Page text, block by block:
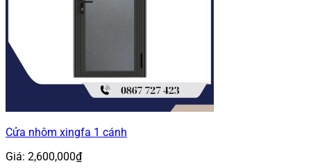
Cửa nhôm xingfa 1 cánh
Giá: 2,600,000₫